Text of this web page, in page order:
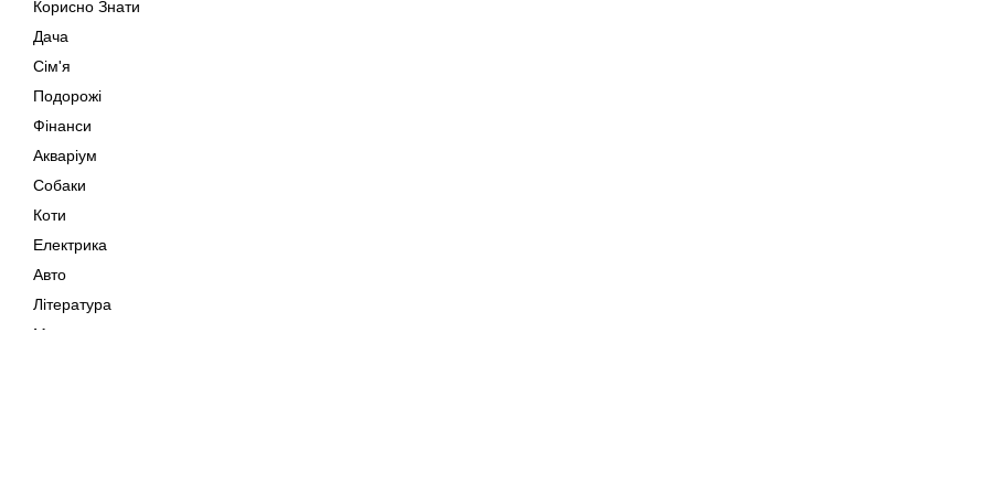
Корисно Знати
Дача
Сім'я
Подорожі
Фінанси
Акваріум
Собаки
Коти
Електрика
Авто
Література
Музика